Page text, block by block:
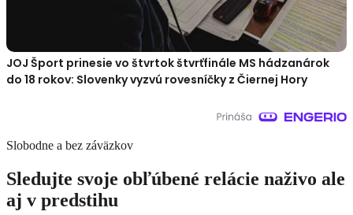
JOJ Šport prinesie vo štvrtok štvrťfinále MS hádzanárok
do 18 rokov: Slovenky vyzvú rovesníčky z Čiernej Hory
Slobodne a bez záväzkov
Sledujte svoje obľúbené relácie naživo ale
aj v predstihu